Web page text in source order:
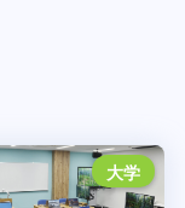
大学